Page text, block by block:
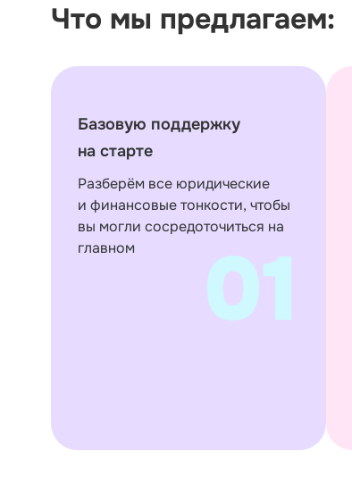
Что мы предлагаем:
Базовую поддержку
на старте
Разберём все юридические
и финансовые тонкости, чтобы
вы могли сосредоточиться на
главном
01